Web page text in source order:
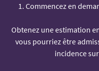
1. Commencez en
Obtenez une estimation
vous pourriez être
incidence